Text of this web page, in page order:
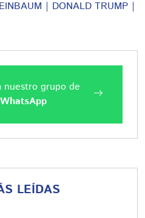
DONALD TRUMP
nuestro grupo de
WhatsApp
LEÍDAS